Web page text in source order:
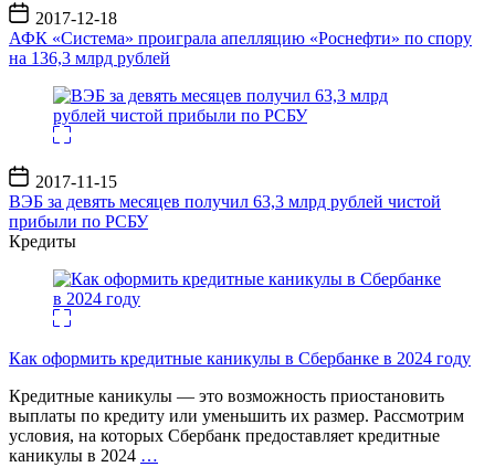
Дата
записи
2017-12-18
АФК «Система» проиграла апелляцию «Роснефти» по спору
на 136,3 млрд рублей
Дата
записи
2017-11-15
ВЭБ за девять месяцев получил 63,3 млрд рублей чистой
прибыли по РСБУ
Кредиты
Как оформить кредитные каникулы в Сбербанке в 2024 году
Кредитные каникулы — это возможность приостановить
выплаты по кредиту или уменьшить их размер. Рассмотрим
условия, на которых Сбербанк предоставляет кредитные
каникулы в 2024 …